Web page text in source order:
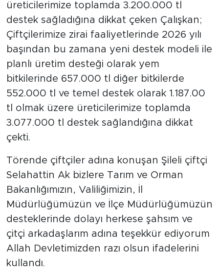
üreticilerimize toplamda 3.200.000 tl
destek sağladığına dikkat çeken Çalışkan;
Çiftçilerimize zirai faaliyetlerinde 2026 yılı
başından bu zamana yeni destek modeli ile
planlı üretim desteği olarak yem
bitkilerinde 657.000 tl diğer bitkilerde
552.000 tl ve temel destek olarak 1.187.00
tl olmak üzere üreticilerimize toplamda
3.077.000 tl destek sağlandığına dikkat
çekti.
Törende çiftçiler adına konuşan Şileli çiftçi
Selahattin Ak bizlere Tarım ve Orman
Bakanlığımızın, Valiliğimizin, İl
Müdürlüğümüzün ve İlçe Müdürlüğümüzün
desteklerinde dolayı herkese şahsım ve
çitçi arkadaşlarım adına teşekkür ediyorum
Allah Devletimizden razı olsun ifadelerini
kullandı.